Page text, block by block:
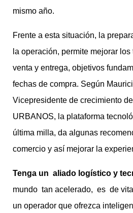
mismo año.
Frente a esta situación, la
la operación, permite mejorar
venta y entrega, objetivos
fechas de compra. Según
Vicepresidente de crecimiento
URBANOS, la plataforma
última milla, da algunas
comercio y así mejorar la
Tenga un aliado logístico y
mundo tan acelerado, es de
un operador que ofrezca